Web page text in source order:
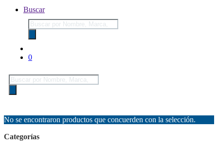
Buscar
Búsqueda
de
productos
0
Búsqueda
de
productos
No se encontraron productos que concuerden con la selección.
Categorías